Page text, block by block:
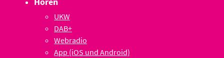
UKW
DAB+
Webradio
App (iOS und Android)